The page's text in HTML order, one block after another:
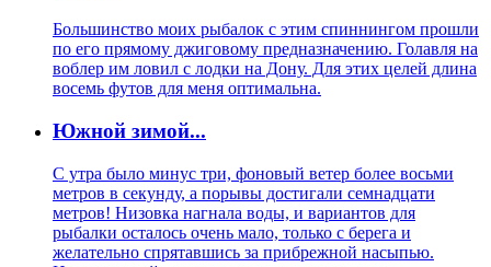
Большинство моих рыбалок с этим спиннингом прошли
по его прямому джиговому предназначению. Голавля на
воблер им ловил с лодки на Дону. Для этих целей длина
восемь футов для меня оптимальна.
Южной зимой...
С утра было минус три, фоновый ветер более восьми
метров в секунду, а порывы достигали семнадцати
метров! Низовка нагнала воды, и вариантов для
рыбалки осталось очень мало, только с берега и
желательно спрятавшись за прибрежной насыпью.